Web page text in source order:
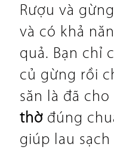
Rượu và
và có khả
quả. Bạn chỉ
củ gừng rồi
săn là đã
thờ đúng
giúp lau